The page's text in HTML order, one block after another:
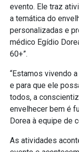
evento. Ele traz
a temática do
personalizadas e
médico Egídio
60+”.
“Estamos vivendo
e para que ele
todos, a
envelhecer bem é
Dorea à equipe de
As atividades